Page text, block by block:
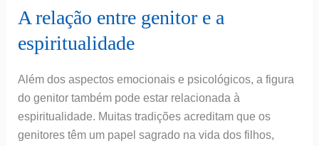
A relação entre genitor e a
espiritualidade
Além dos aspectos emocionais e psicológicos, a figura
do genitor também pode estar relacionada à
espiritualidade. Muitas tradições acreditam que os
genitores têm um papel sagrado na vida dos filhos,